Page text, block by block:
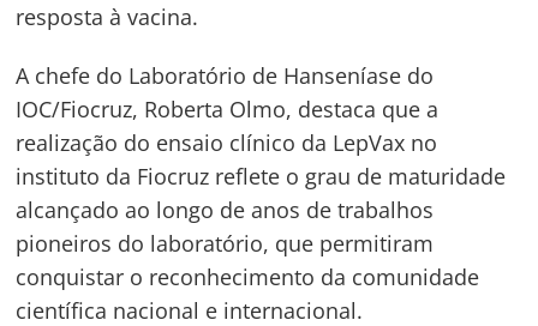
resposta à vacina.
A chefe do Laboratório de Hanseníase do
IOC/Fiocruz, Roberta Olmo, destaca que a
realização do ensaio clínico da LepVax no
instituto da Fiocruz reflete o grau de maturidade
alcançado ao longo de anos de trabalhos
pioneiros do laboratório, que permitiram
conquistar o reconhecimento da comunidade
científica nacional e internacional.